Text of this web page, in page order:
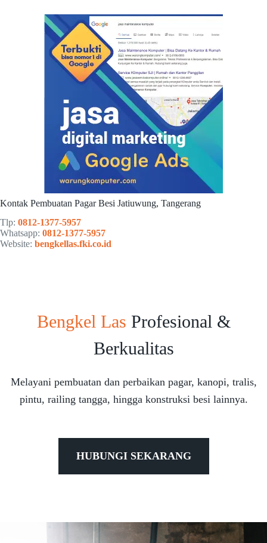
Kontak Pembuatan Pagar Besi Jatiuwung, Tangerang
Tlp: 0812-1377-5957
Whatsapp: 0812-1377-5957
Website: bengkellas.fki.co.id
Bengkel Las Profesional &
Berkualitas
Melayani pembuatan dan perbaikan pagar, kanopi, tralis,
pintu, railing tangga, hingga konstruksi besi lainnya.
HUBUNGI SEKARANG